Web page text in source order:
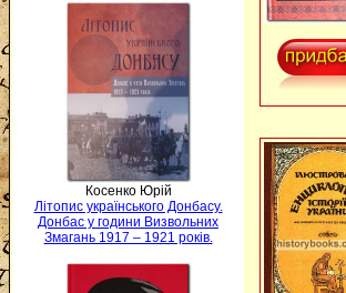
Косенко Юрій
Літопис українського Донбасу.
Донбас у години Визвольних
Змагань 1917 – 1921 років.